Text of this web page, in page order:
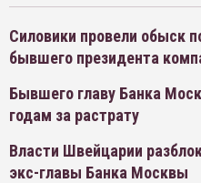
Силовики провели обыск
бывшего президента
Бывшего главу Банка
годам за растрату
Власти Швейцарии
экс-главы Банка Москвы